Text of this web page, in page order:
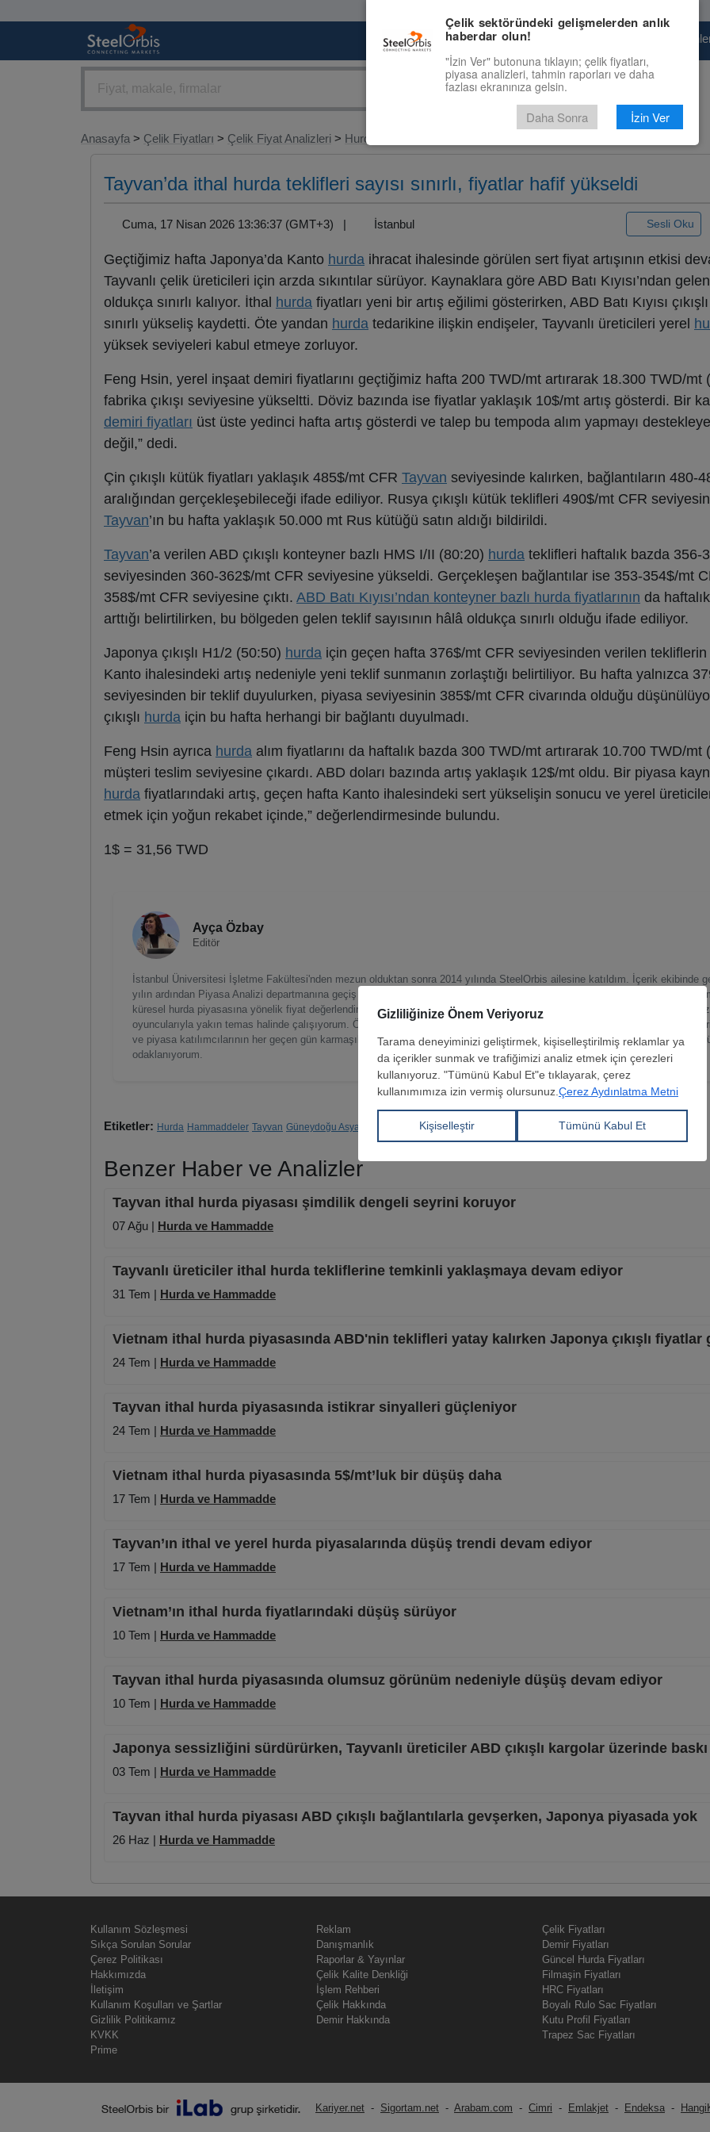
Pazaryeri Fiyat
Anasayfa > Çelik Fiyatları > Çelik Fiyat Analizleri > Hurda ve Hammadde
Tayvan’da ithal hurda teklifleri sayısı sınırlı, fiyatlar hafif yükseldi
Cuma, 17 Nisan 2026 13:36:37 (GMT+3) | İstanbul Sesli Oku
Geçtiğimiz hafta Japonya’da Kanto hurda ihracat ihalesinde görülen sert fiyat artışının etkisi
Tayvanlı çelik üreticileri için arzda sıkıntılar sürüyor. Kaynaklara göre ABD Batı Kıyısı’ndan
oldukça sınırlı kalıyor. İthal hurda fiyatları yeni bir artış eğilimi gösterirken, ABD Batı Kıyısı
sınırlı yükseliş kaydetti. Öte yandan hurda tedarikine ilişkin endişeler, Tayvanlı üreticileri yerel
yüksek seviyeleri kabul etmeye zorluyor.
Feng Hsin, yerel inşaat demiri fiyatlarını geçtiğimiz hafta 200 TWD/mt artırarak 18.300 TWD/mt
fabrika çıkışı seviyesine yükseltti. Döviz bazında ise fiyatlar yaklaşık 10$/mt artış gösterdi. Bir
demiri fiyatları üst üste yedinci hafta artış gösterdi ve talep bu tempoda alım yapmayı
değil,” dedi.
Çin çıkışlı kütük fiyatları yaklaşık 485$/mt CFR Tayvan seviyesinde kalırken, bağlantıların 480-
aralığından gerçekleşebileceği ifade ediliyor. Rusya çıkışlı kütük teklifleri 490$/mt CFR
Tayvan’ın bu hafta yaklaşık 50.000 mt Rus kütüğü satın aldığı bildirildi.
Tayvan’a verilen ABD çıkışlı konteyner bazlı HMS I/II (80:20) hurda teklifleri haftalık bazda 356-
seviyesinden 360-362$/mt CFR seviyesine yükseldi. Gerçekleşen bağlantılar ise 353-354$/mt
358$/mt CFR seviyesine çıktı. ABD Batı Kıyısı’ndan konteyner bazlı hurda fiyatlarının da
arttığı belirtilirken, bu bölgeden gelen teklif sayısının hâlâ oldukça sınırlı olduğu ifade ediliyor.
Japonya çıkışlı H1/2 (50:50) hurda için geçen hafta 376$/mt CFR seviyesinden verilen tekliflerin
Kanto ihalesindeki artış nedeniyle yeni teklif sunmanın zorlaştığı belirtiliyor. Bu hafta yalnızca
seviyesinden bir teklif duyulurken, piyasa seviyesinin 385$/mt CFR civarında olduğu
çıkışlı hurda için bu hafta herhangi bir bağlantı duyulmadı.
Feng Hsin ayrıca hurda alım fiyatlarını da haftalık bazda 300 TWD/mt artırarak 10.700 TWD/mt
müşteri teslim seviyesine çıkardı. ABD doları bazında artış yaklaşık 12$/mt oldu. Bir piyasa
hurda fiyatlarındaki artış, geçen hafta Kanto ihalesindeki sert yükselişin sonucu ve yerel
etmek için yoğun rekabet içinde,” değerlendirmesinde bulundu.
1$ = 31,56 TWD
Ayça Özbay
Editör
İstanbul Üniversitesi İşletme Fakültesi'nden mezun olduktan sonra 2014 yılında SteelOrbis ailesine katıldım. İçerik ekibinde
yılın ardından Piyasa Analizi departmanına geçiş yaptım ve şu anda Hurda Piyasası Analizi Müdürü olarak görev
küresel hurda piyasasına yönelik fiyat değerlendirmeleri, pazar analizleri ve fiyat tahmini süreçlerini yönetiyor; uluslararası
oyuncularıyla yakın temas halinde çalışıyorum. Özellikle küresel hurda ticaret akışlarını, fiyat dinamiklerini, arz-talep
ve piyasa katılımcılarının her geçen gün karmaşıklaşan çelik sektöründe doğru adımlar atmasını sağlayacak veri odaklı
odaklanıyorum.
Etiketler: Hurda Hammaddeler Tayvan Güneydoğu Asya
Benzer Haber ve Analizler
Tayvan ithal hurda piyasası şimdilik dengeli seyrini koruyor
07 Ağu | Hurda ve Hammadde
Tayvanlı üreticiler ithal hurda tekliflerine temkinli yaklaşmaya devam ediyor
31 Tem | Hurda ve Hammadde
Vietnam ithal hurda piyasasında ABD'nin teklifleri yatay kalırken Japonya çıkışlı fiyatlar
24 Tem | Hurda ve Hammadde
Tayvan ithal hurda piyasasında istikrar sinyalleri güçleniyor
24 Tem | Hurda ve Hammadde
Vietnam ithal hurda piyasasında 5$/mt’luk bir düşüş daha
17 Tem | Hurda ve Hammadde
Tayvan’ın ithal ve yerel hurda piyasalarında düşüş trendi devam ediyor
17 Tem | Hurda ve Hammadde
Vietnam’ın ithal hurda fiyatlarındaki düşüş sürüyor
10 Tem | Hurda ve Hammadde
Tayvan ithal hurda piyasasında olumsuz görünüm nedeniyle düşüş devam ediyor
10 Tem | Hurda ve Hammadde
Japonya sessizliğini sürdürürken, Tayvanlı üreticiler ABD çıkışlı kargolar üzerinde
03 Tem | Hurda ve Hammadde
Tayvan ithal hurda piyasası ABD çıkışlı bağlantılarla gevşerken, Japonya piyasada yok
26 Haz | Hurda ve Hammadde
Kullanım Sözleşmesi
Sıkça Sorulan Sorular
Çerez Politikası
Hakkımızda
İletişim
Kullanım Koşulları ve Şartlar
Gizlilik Politikamız
KVKK
Prime
Reklam
Danışmanlık
Raporlar & Yayınlar
Çelik Kalite Denkliği
İşlem Rehberi
Çelik Hakkında
Demir Hakkında
Çelik Fiyatları
Demir Fiyatları
Güncel Hurda Fiyatları
Filmaşin Fiyatları
HRC Fiyatları
Boyalı Rulo Sac Fiyatları
Kutu Profil Fiyatları
Trapez Sac Fiyatları
Kariyer.net - Sigortam.net - Arabam.com - Cimri - Emlakjet - Endeksa -
Çelik sektöründeki gelişmelerden anlık
haberdar olun!
"İzin Ver" butonuna tıklayın; çelik fiyatları,
piyasa analizleri, tahmin raporları ve daha
fazlası ekranınıza gelsin.
Daha Sonra İzin Ver